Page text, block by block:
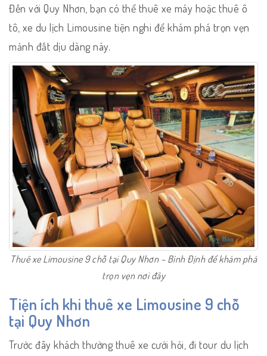
Đến với Quy Nhơn, bạn có thể thuê xe máy hoặc thuê ô
tô, xe du lịch Limousine tiện nghi để khám phá trọn vẹn
mảnh đất dịu dàng này.
Thuê xe Limousine 9 chỗ tại Quy Nhơn – Bình Định để khám phá
trọn vẹn nơi đây
Tiện ích khi thuê xe Limousine 9 chỗ
tại Quy Nhơn
Trước đây khách thường thuê xe cưới hỏi, đi tour du lịch